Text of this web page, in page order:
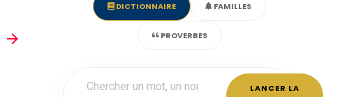
DICTIONNAIRE FAMILLES
PROVERBES
LANCER LA